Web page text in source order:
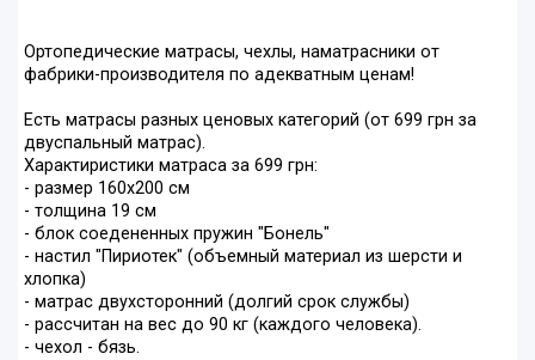
Ортопедические матрасы, чехлы, наматрасники от
фабрики-производителя по адекватным ценам!
Есть матрасы разных ценовых категорий (от 699 грн за
двуспальный матрас).
Характиристики матраса за 699 грн:
- размер 160х200 см
- толщина 19 см
- блок соедененных пружин "Бонель"
- настил "Пириотек" (объемный материал из шерсти и
хлопка)
- матрас двухсторонний (долгий срок службы)
- рассчитан на вес до 90 кг (каждого человека).
- чехол - бязь.